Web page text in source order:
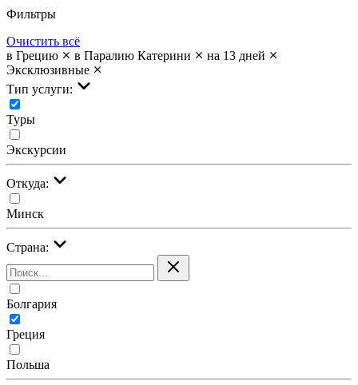
Фильтры
Очистить всё
в Грецию
в Паралию Катерини
на 13 дней
Эксклюзивные
Тип услуги:
Туры
Экскурсии
Откуда:
Минск
Страна:
Болгария
Греция
Польша